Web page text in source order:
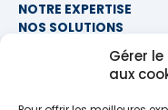
Gérer
aux
NOTRE EXPERTISE
NOS SOLUTIONS
NOUS